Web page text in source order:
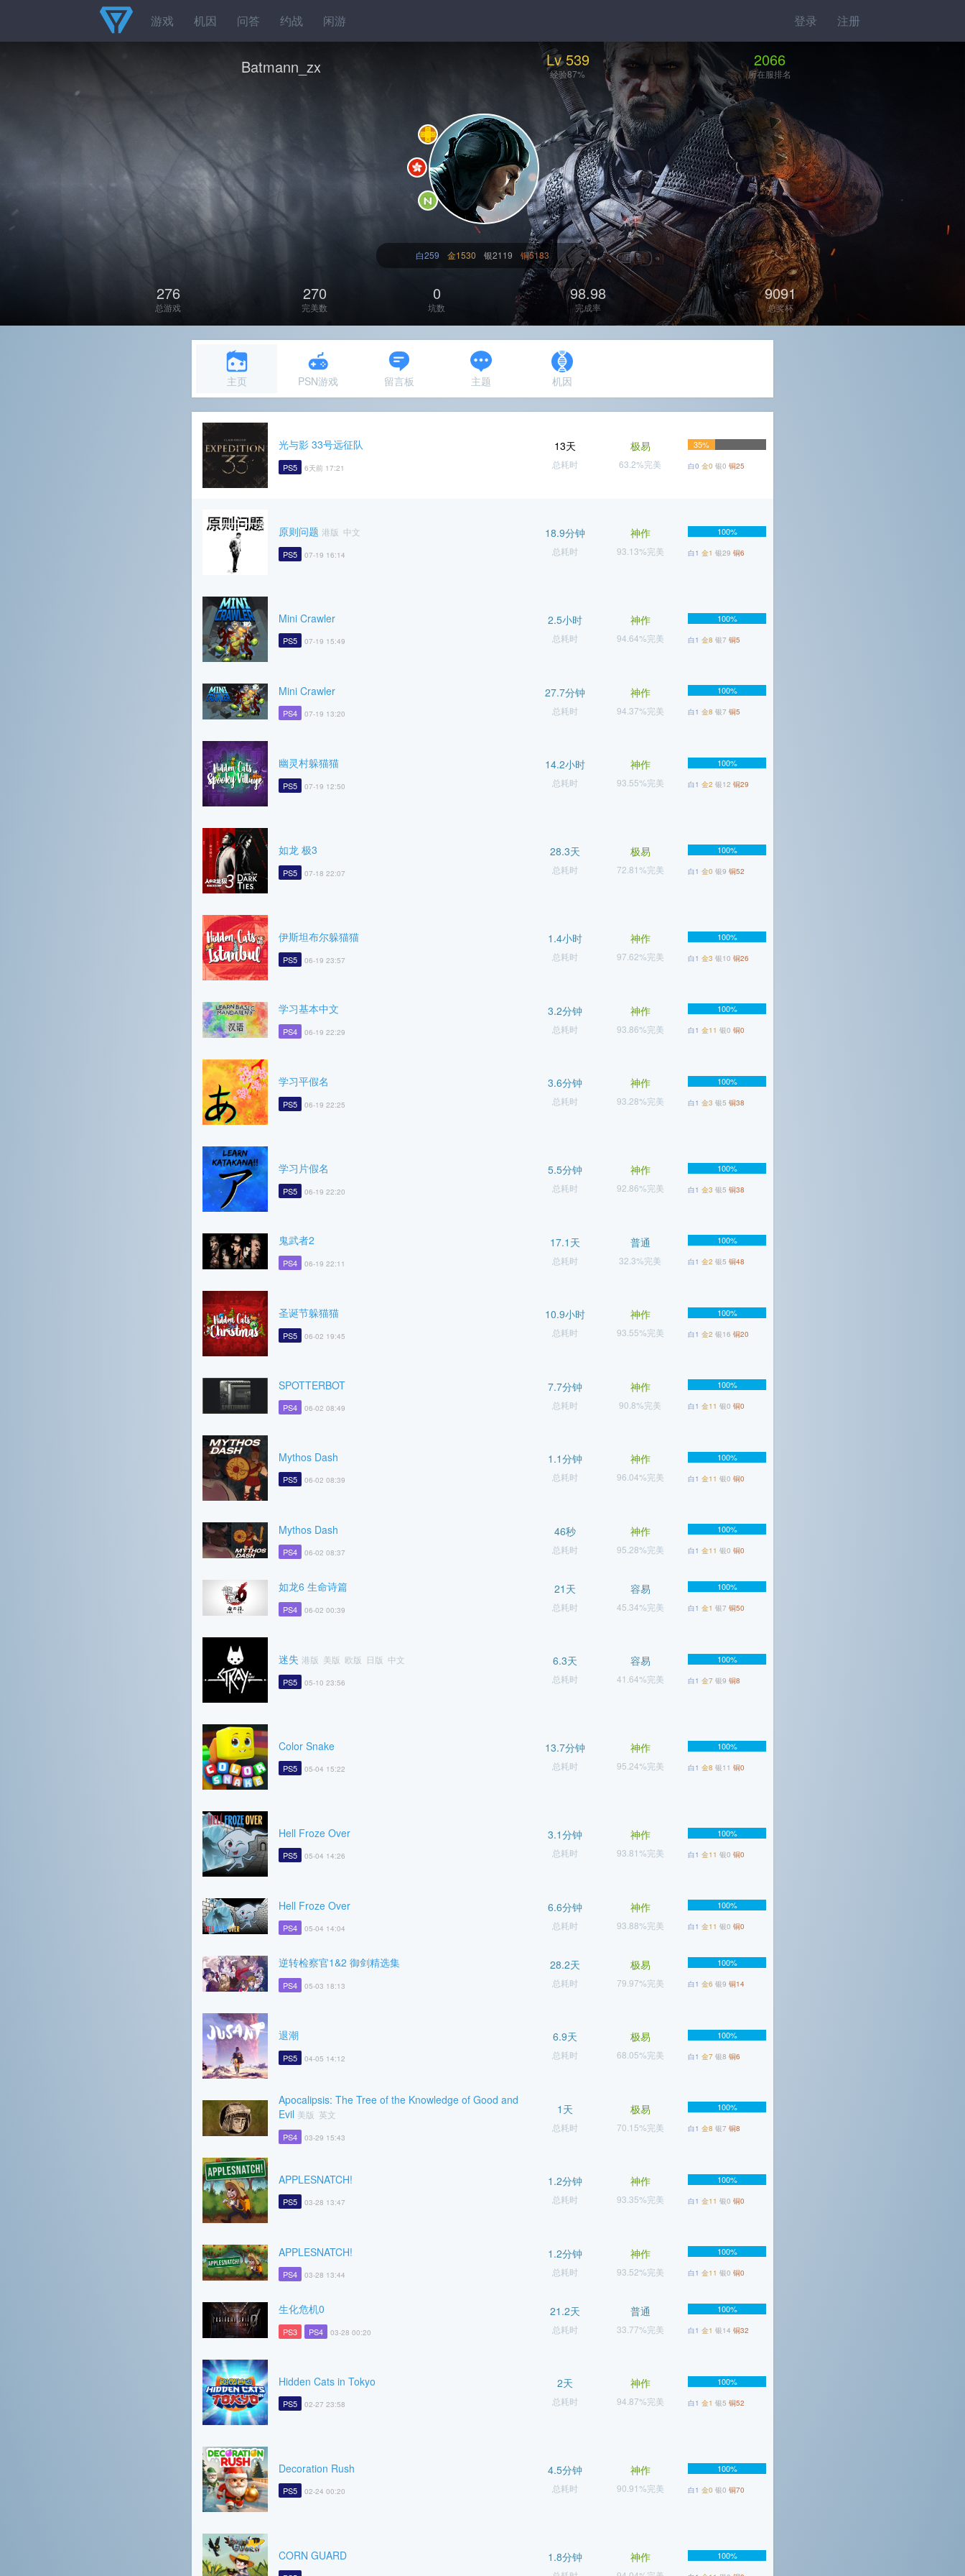
登录 注册
游戏 机因 问答 约战 闲游
Batmann_zx Lv 539
经验87%
2066
所在服排名
白259 金1530 银2119 铜5183
276
总游戏
270
完美数
0
坑数
98.98
完成率
9091
总奖杯
主页 PSN游戏 留言板 主题 机因
光与影 33号远征队
PS5 6天前 17:21
13天
总耗时
极易
63.2%完美
35%
白0 金0 银0 铜25
原则问题 港版 中文
PS5 07-19 16:14
18.9分钟
总耗时
神作
93.13%完美
100%
白1 金1 银29 铜6
Mini Crawler
PS5 07-19 15:49
2.5小时
总耗时
神作
94.64%完美
100%
白1 金8 银7 铜5
Mini Crawler
PS4 07-19 13:20
27.7分钟
总耗时
神作
94.37%完美
100%
白1 金8 银7 铜5
幽灵村躲猫猫
PS5 07-19 12:50
14.2小时
总耗时
神作
93.55%完美
100%
白1 金2 银12 铜29
如龙 极3
PS5 07-18 22:07
28.3天
总耗时
极易
72.81%完美
100%
白1 金0 银9 铜52
伊斯坦布尔躲猫猫
PS5 06-19 23:57
1.4小时
总耗时
神作
97.62%完美
100%
白1 金3 银10 铜26
学习基本中文
PS4 06-19 22:29
3.2分钟
总耗时
神作
93.86%完美
100%
白1 金11 银0 铜0
学习平假名
PS5 06-19 22:25
3.6分钟
总耗时
神作
93.28%完美
100%
白1 金3 银5 铜38
学习片假名
PS5 06-19 22:20
5.5分钟
总耗时
神作
92.86%完美
100%
白1 金3 银5 铜38
鬼武者2
PS4 06-19 22:11
17.1天
总耗时
普通
32.3%完美
100%
白1 金2 银5 铜48
圣诞节躲猫猫
PS5 06-02 19:45
10.9小时
总耗时
神作
93.55%完美
100%
白1 金2 银16 铜20
SPOTTERBOT
PS4 06-02 08:49
7.7分钟
总耗时
神作
90.8%完美
100%
白1 金11 银0 铜0
Mythos Dash
PS5 06-02 08:39
1.1分钟
总耗时
神作
96.04%完美
100%
白1 金11 银0 铜0
Mythos Dash
PS4 06-02 08:37
46秒
总耗时
神作
95.28%完美
100%
白1 金11 银0 铜0
如龙6 生命诗篇
PS4 06-02 00:39
21天
总耗时
容易
45.34%完美
100%
白1 金1 银7 铜50
迷失 港版 美版 欧版 日版 中文
PS5 05-10 23:56
6.3天
总耗时
容易
41.64%完美
100%
白1 金7 银9 铜8
Color Snake
PS5 05-04 15:22
13.7分钟
总耗时
神作
95.24%完美
100%
白1 金8 银11 铜0
Hell Froze Over
PS5 05-04 14:26
3.1分钟
总耗时
神作
93.81%完美
100%
白1 金11 银0 铜0
Hell Froze Over
PS4 05-04 14:04
6.6分钟
总耗时
神作
93.88%完美
100%
白1 金11 银0 铜0
逆转检察官1&2 御剑精选集
PS4 05-03 18:13
28.2天
总耗时
极易
79.97%完美
100%
白1 金6 银9 铜14
退潮
PS5 04-05 14:12
6.9天
总耗时
极易
68.05%完美
100%
白1 金7 银8 铜6
Apocalipsis: The Tree of the Knowledge of Good and
Evil 美版 英文
PS4 03-29 15:43
1天
总耗时
极易
70.15%完美
100%
白1 金8 银7 铜8
APPLESNATCH!
PS5 03-28 13:47
1.2分钟
总耗时
神作
93.35%完美
100%
白1 金11 银0 铜0
APPLESNATCH!
PS4 03-28 13:44
1.2分钟
总耗时
神作
93.52%完美
100%
白1 金11 银0 铜0
生化危机0
PS3 PS4 03-28 00:20
21.2天
总耗时
普通
33.77%完美
100%
白1 金1 银14 铜32
Hidden Cats in Tokyo
PS5 02-27 23:58
2天
总耗时
神作
94.87%完美
100%
白1 金1 银5 铜52
Decoration Rush
PS5 02-24 00:20
4.5分钟
总耗时
神作
90.91%完美
100%
白1 金0 银0 铜70
CORN GUARD 1.8分钟 神作 100%